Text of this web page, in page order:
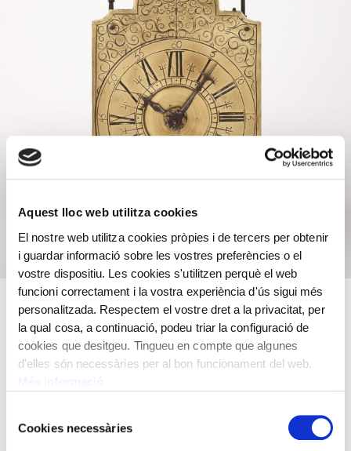
Aquest lloc web utilitza cookies
El nostre web utilitza cookies pròpies i de tercers per obtenir
i guardar informació sobre les vostres preferències o el
vostre dispositiu. Les cookies s'utilitzen perquè el web
funcioni correctament i la vostra experiència d'ús sigui més
personalitzada. Respectem el vostre dret a la privacitat, per
la qual cosa, a continuació, podeu triar la configuració de
cookies que desitgeu. Tingueu en compte que algunes
d'elles són necessàries per al bon funcionament del web.
deCookies necessàries
La màquina és de pèndol llarg, tres pesos motrius, amb
mecanismes per a la marxa amb l’escapament català, la
soneria d’hores i la de quarts. L´esfera és de llautó gravat
al burí i les agulles de ferro.
manyà i de rellotger i, a la seva mort, també en el càrrec
de rellotger municipal. Però el va haver de deixar per les